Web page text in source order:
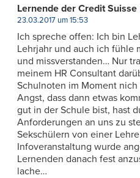
Lernende der Credit Suisse
23.03.2017 um 15:53
Ich spreche offen: Ich bin
Lehrjahr und auch ich fühle
und missverstanden… Nur
meinem HR Consultant
Schulnoten im Moment
Angst, dass dann etwas
gut in der Schule bist, hast
Anforderungen an uns zu
Sekschülern von einer
Infoveranstaltung wurde
Lernenden danach fest
lache…